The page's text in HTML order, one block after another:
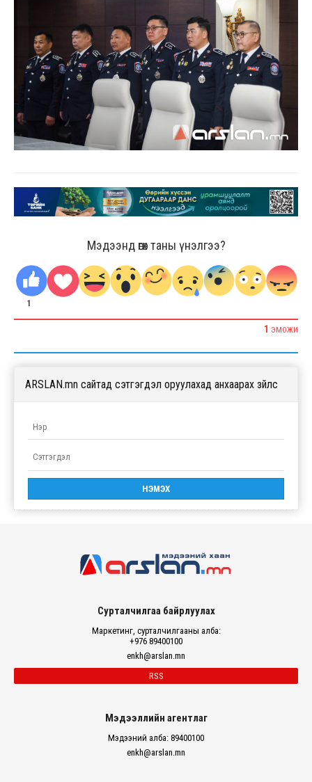
Мэдээнд өгөх таны үнэлгээ?
1
1 ЭМОЖИ
ARSLAN.mn сайтад сэтгэгдэл оруулахад анхаарах зүйлс
Сурталчилгаа байрлуулах
Маркетинг, сурталчилгааны алба:
+976 89400100
enkh@arslan.mn
RSS
Мэдээллийн агентлаг
Мэдээний алба: 89400100
enkh@arslan.mn